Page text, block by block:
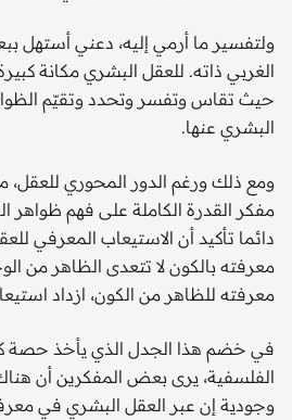
ولتفسير ما أرمي إليه، دعني أستهل
الغربي ذاته. للعقل البشري مكانة
حيث تقاس وتفسر وتحدد وتقيّم
البشري عنها.
ومع ذلك ورغم الدور المحوري للعقل،
مفكر القدرة الكاملة على فهم ظواهر
دائما تأكيد أن الاستيعاب المعرفي
معرفته بالكون لا تتعدى الظاهر من
معرفته للظاهر من الكون، ازداد
في خضم هذا الجدل الذي يأخذ حصة
الفلسفية، يرى بعض المفكرين أن
وجودية إن عبر العقل البشري في